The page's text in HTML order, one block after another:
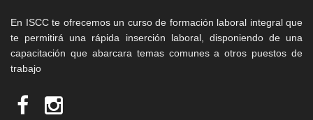
En ISCC te ofrecemos un curso de formación laboral integral que
te permitirá una rápida inserción laboral, disponiendo de una
capacitación que abarcara temas comunes a otros puestos de
trabajo